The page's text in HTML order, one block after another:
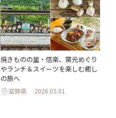
焼きものの里・信楽、窯元めぐり
やランチ＆スイーツを楽しむ癒し
の旅へ
滋賀県 2026.05.01